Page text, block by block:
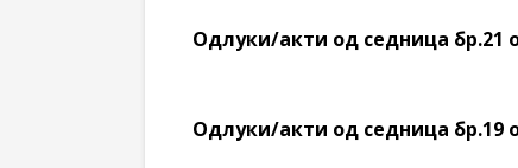
Oдлуки/акти од седница бр.21
Oдлуки/акти од седница бр.19